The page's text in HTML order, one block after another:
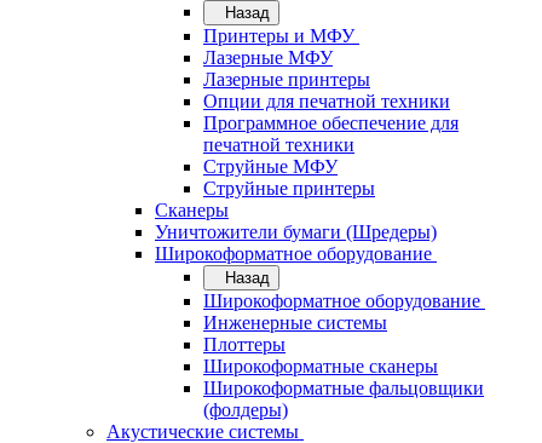
Назад
Принтеры и МФУ
Лазерные МФУ
Лазерные принтеры
Опции для печатной техники
Программное обеспечение для
печатной техники
Струйные МФУ
Струйные принтеры
Сканеры
Уничтожители бумаги (Шредеры)
Широкоформатное оборудование
Назад
Широкоформатное оборудование
Инженерные системы
Плоттеры
Широкоформатные сканеры
Широкоформатные фальцовщики
(фолдеры)
Акустические системы